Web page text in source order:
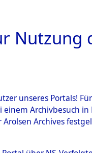
Nutzung
unseres Portals!
Archivbesuch
Archives